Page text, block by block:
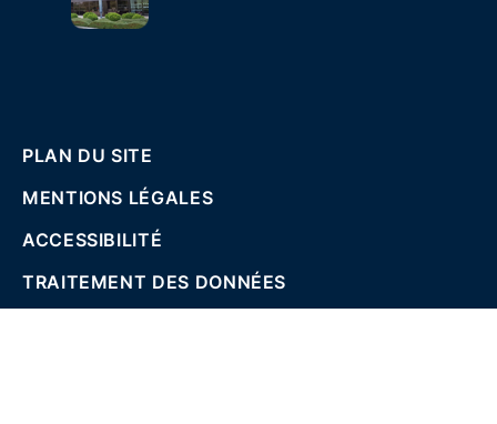
PLAN DU SITE
MENTIONS LÉGALES
ACCESSIBILITÉ
TRAITEMENT DES DONNÉES